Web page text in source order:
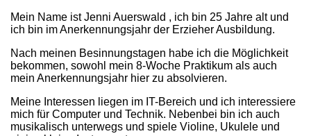
Mein Name ist Jenni Auerswald , ich bin 25 Jahre alt und
ich bin im Anerkennungsjahr der Erzieher Ausbildung.
Nach meinen Besinnungstagen habe ich die Möglichkeit
bekommen, sowohl mein 8-Woche Praktikum als auch
mein Anerkennungsjahr hier zu absolvieren.
Meine Interessen liegen im IT-Bereich und ich interessiere
mich für Computer und Technik. Nebenbei bin ich auch
musikalisch unterwegs und spiele Violine, Ukulele und